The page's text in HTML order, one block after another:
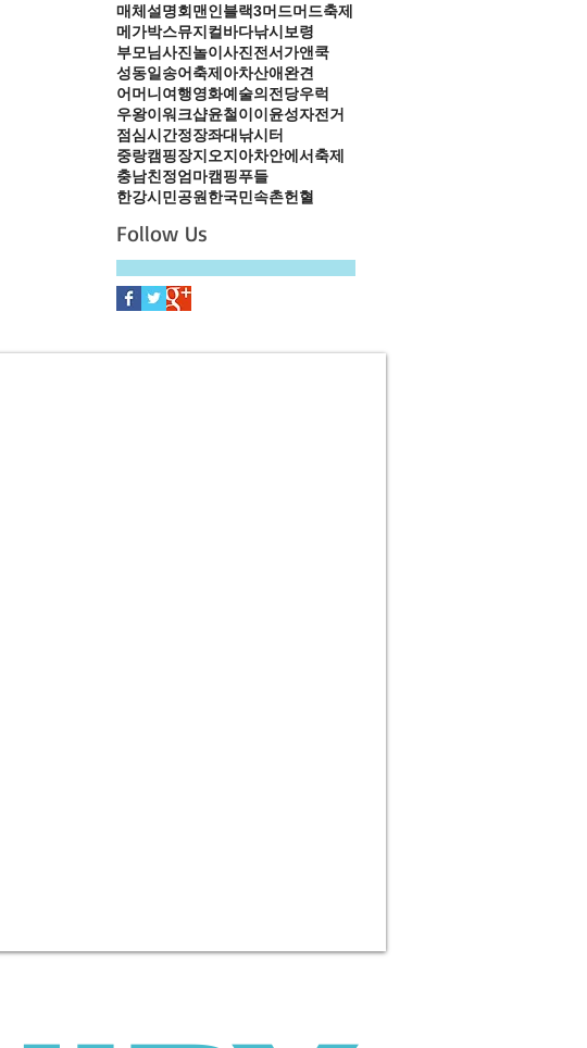
매체설명회 맨인블랙3머드머드축제
메가박스뮤지컬 바다낚시 보령
부모님사진놀이 사진전서가앤쿡
성동일 송어축제 아차산애완견
어머니 여행영화예술의전당우럭
우왕이 워크샵윤철이 이윤성자전거
점심시간정장좌대낚시터
중랑캠핑장지오지아차안에서 축제
충남친정엄마캠핑푸들
한강시민공원 한국민속촌헌혈
Follow Us